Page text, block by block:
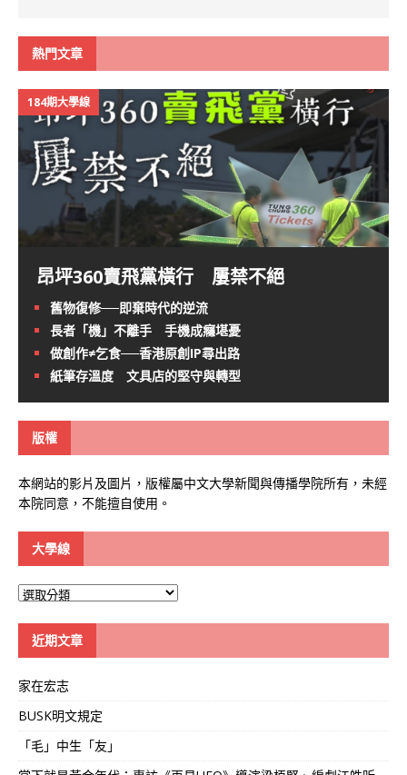
熱門文章
184期大學線
昂坪360賣飛黨橫行 屢禁不絕
舊物復修──即棄時代的逆流
長者「機」不離手 手機成癮堪憂
做創作≠乞食──香港原創IP尋出路
紙筆存溫度 文具店的堅守與轉型
版權
本網站的影片及圖片，版權屬中文大學新聞與傳播學院所有，未經
本院同意，不能擅自使用。
大學線
大
近期文章
家在宏志
BUSK明文規定
「毛」中生「友」